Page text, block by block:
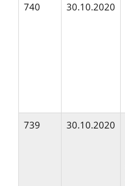
740
30.10.2020
739
30.10.2020